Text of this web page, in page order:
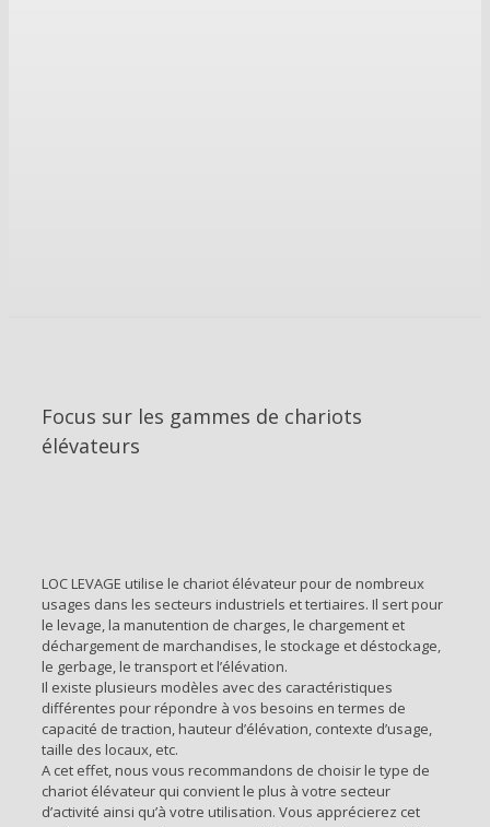
Focus sur les gammes de chariots
élévateurs
LOC LEVAGE utilise le chariot élévateur pour de nombreux
usages dans les secteurs industriels et tertiaires. Il sert pour
le levage, la manutention de charges, le chargement et
déchargement de marchandises, le stockage et déstockage,
le gerbage, le transport et l’élévation.
Il existe plusieurs modèles avec des caractéristiques
différentes pour répondre à vos besoins en termes de
capacité de traction, hauteur d’élévation, contexte d’usage,
taille des locaux, etc.
A cet effet, nous vous recommandons de choisir le type de
chariot élévateur qui convient le plus à votre secteur
d’activité ainsi qu’à votre utilisation. Vous apprécierez cet